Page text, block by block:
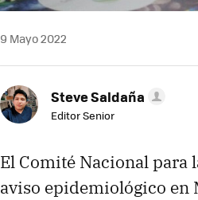
9 Mayo 2022
Steve Saldaña
Editor Senior
El Comité Nacional para
aviso epidemiológico en